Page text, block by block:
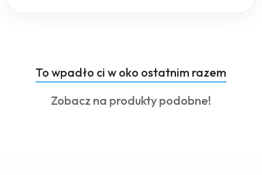
Pomiń karuzelę produktów
Produkty
o
statusie:
To wpadło ci w oko ostatnim razem
Produkty
Zobacz na produkty podobne!